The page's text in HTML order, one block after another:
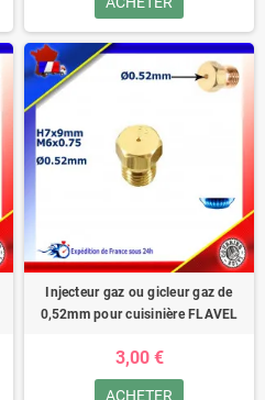
Injecteur gaz ou gicleur gaz de
0,52mm pour cuisinière FLAVEL
3,00 €
ACHETER